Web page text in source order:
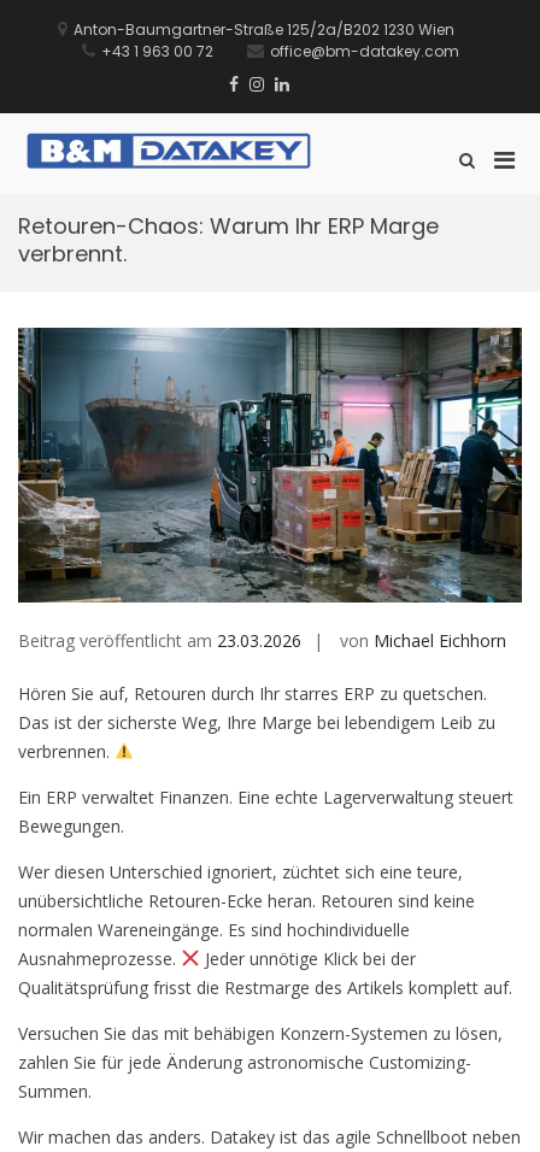
Anton-Baumgartner-Straße 125/2a/B202 1230 Wien
+43 1 963 00 72
office@bm-datakey.com
Facebook
Instagram
Linkedin
B&M DATAKEY
Sie führen Ihr Lager. Wir
Such-
Retouren-Chaos: Warum Ihr ERP Marge
verbrennt.
Beitrag veröffentlicht am 23.03.2026 von Michael Eichhorn
Hören Sie auf, Retouren durch Ihr starres ERP zu quetschen.
Das ist der sicherste Weg, Ihre Marge bei lebendigem Leib zu
verbrennen.
Ein ERP verwaltet Finanzen. Eine echte Lagerverwaltung steuert
Bewegungen.
Wer diesen Unterschied ignoriert, züchtet sich eine teure,
unübersichtliche Retouren-Ecke heran. Retouren sind keine
normalen Wareneingänge. Es sind hochindividuelle
Ausnahmeprozesse.
Jeder unnötige Klick bei der
Qualitätsprüfung frisst die Restmarge des Artikels komplett auf.
Versuchen Sie das mit behäbigen Konzern-Systemen zu lösen,
zahlen Sie für jede Änderung astronomische Customizing-
Summen.
Wir machen das anders. Datakey ist das agile Schnellboot neben